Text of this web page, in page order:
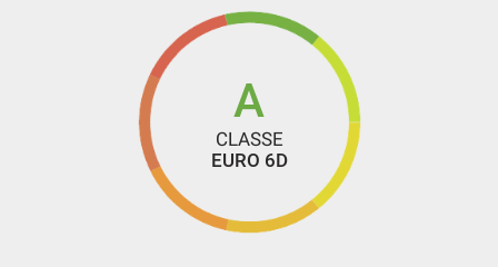
Telecamera per parcheggio assistito
Volante in pelle
Volante multifunzione
A
CLASSE
EURO 6D